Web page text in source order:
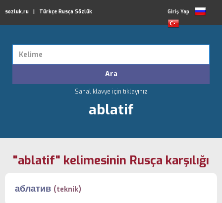
sozluk.ru | Türkçe Rusça Sözlük Giriş Yap
Sanal klavye için tıklayınız
ablatif
"ablatif" kelimesinin Rusça karşılığı
аблатив (teknik)